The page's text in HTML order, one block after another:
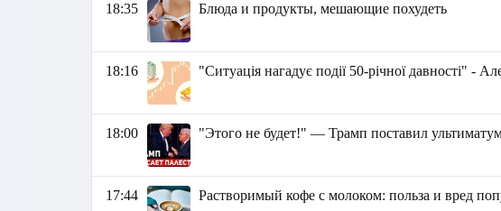
18:35 Блюда и продукты, мешающие похудеть
18:16 "Ситуація нагадує події 50-річної давності" -
18:00 "Этого не будет!" — Трамп поставил
17:44 Растворимый кофе с молоком: польза и вред